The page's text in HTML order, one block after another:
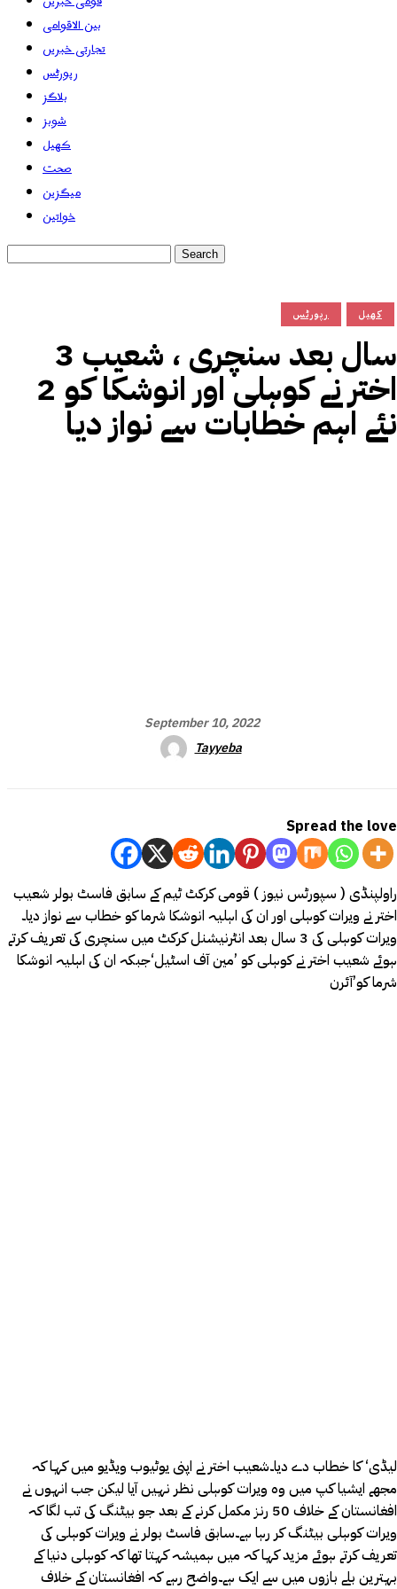
بین الاقوامی
تجارتی خبریں
رپورٹس
بلاگز
شوبز
کھیل
صحت
میگزین
خواتین
رپورٹس کھیل
3 سال بعد سنچری ، شعیب
اختر نے کوہلی اور انوشکا کو 2
نئے اہم خطابات سے نواز دیا
September 10, 2022
Tayyeba
Spread the love
راولپنڈی ( سپورٹس نیوز ) قومی کرکٹ ٹیم کے سابق فاسٹ بولر شعیب
اختر نے ویرات کوہلی اور ان کی اہلیہ انوشکا شرما کو خطاب سے نواز دیا۔
ویرات کوہلی کی 3 سال بعد انٹرنیشنل کرکٹ میں سنچری کی تعریف کرتے
ہوئے شعیب اختر نے کوہلی کو ’مین آف اسٹیل‘جبکہ ان کی اہلیہ انوشکا
شرما کو’آئرن
لیڈی‘ کا خطاب دے دیا۔شعیب اختر نے اپنی یوٹیوب ویڈیو میں کہا کہ
مجھے ایشیا کپ میں وہ ویرات کوہلی نظر نہیں آیا لیکن جب انہوں نے
افغانستان کے خلاف 50 رنز مکمل کرنے کے بعد جو بیٹنگ کی تب لگا کہ
ویرات کوہلی بیٹنگ کر رہا ہے۔سابق فاسٹ بولر نے ویرات کوہلی کی
تعریف کرتے ہوئے مزید کہا کہ میں ہمیشہ کہتا تھا کہ کوہلی دنیا کے
بہترین بلے بازوں میں سے ایک ہے۔واضح رہے کہ افغانستان کے خلاف